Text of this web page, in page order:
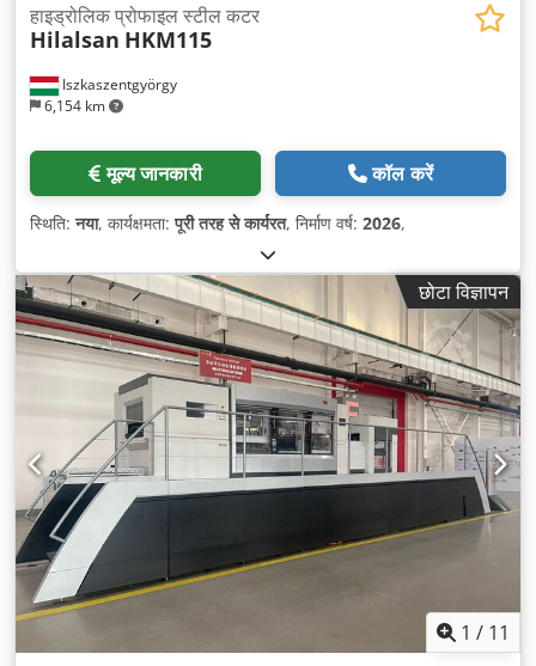
Iszkaszentgyörgy
6,154 km
हाइड्रोलिक प्रोफाइल स्टील कटर
Hilalsan HKM115
मूल्य जानकारी कॉल करें
स्थिति:नया, कार्यक्षमता:पूरी तरह से कार्यरत, निर्माण वर्ष: 2026,
छोटा विज्ञापन
1 / 11